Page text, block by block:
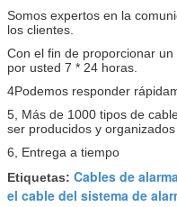
Somos expertos en la
los clientes.
Con el fin de proporcionar
por usted 7 * 24 horas.
4Podemos responder
5, Más de 1000 tipos de
ser producidos y
6, Entrega a tiempo
Etiquetas: Cables de
el cable del sistema de